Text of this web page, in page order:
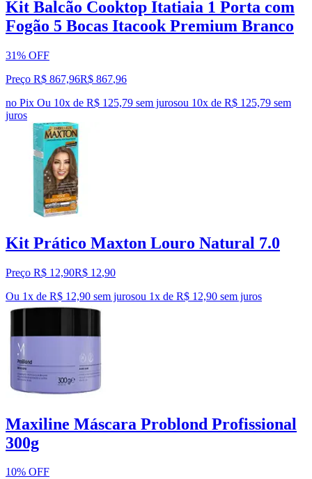
Kit Balcão Cooktop Itatiaia 1 Porta com
Fogão 5 Bocas Itacook Premium Branco
31% OFF
Preço R$ 867,96R$ 867,96
no Pix Ou 10x de R$ 125,79 sem jurosou 10x de R$ 125,79 sem
juros
Kit Prático Maxton Louro Natural 7.0
Preço R$ 12,90R$ 12,90
Ou 1x de R$ 12,90 sem jurosou 1x de R$ 12,90 sem juros
Maxiline Máscara Problond Profissional
300g
10% OFF